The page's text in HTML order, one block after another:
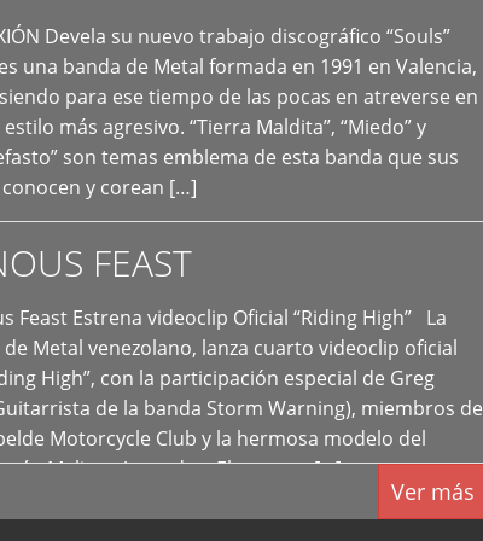
Devela su nuevo trabajo discográfico “Souls”
una banda de Metal formada en 1991 en Valencia,
para ese tiempo de las pocas en atreverse en
más agresivo. “Tierra Maldita”, “Miedo” y
son temas emblema de esta banda que sus
y corean […]
FEAST
Feast Estrena videoclip Oficial “Riding High” La
Metal venezolano, lanza cuarto videoclip oficial
High”, con la participación especial de Greg
de la banda Storm Warning), miembros de
Motorcycle Club y la hermosa modelo del
Melissa Acevedo. El potente […]
Ver más